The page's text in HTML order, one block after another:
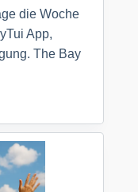
die Woche
App,
The Bay